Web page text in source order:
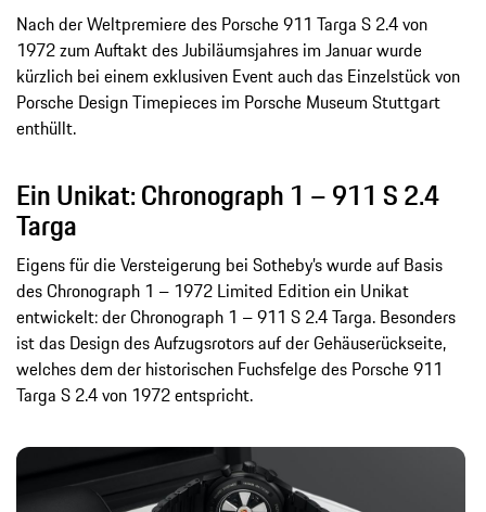
Nach der Weltpremiere des Porsche 911 Targa S 2.4 von
1972 zum Auftakt des Jubiläumsjahres im Januar wurde
kürzlich bei einem exklusiven Event auch das Einzelstück von
Porsche Design Timepieces im Porsche Museum Stuttgart
enthüllt.
Ein Unikat: Chronograph 1 – 911 S 2.4
Targa
Eigens für die Versteigerung bei Sotheby’s wurde auf Basis
des Chronograph 1 – 1972 Limited Edition ein Unikat
entwickelt: der Chronograph 1 – 911 S 2.4 Targa. Besonders
ist das Design des Aufzugsrotors auf der Gehäuserückseite,
welches dem der historischen Fuchsfelge des Porsche 911
Targa S 2.4 von 1972 entspricht.